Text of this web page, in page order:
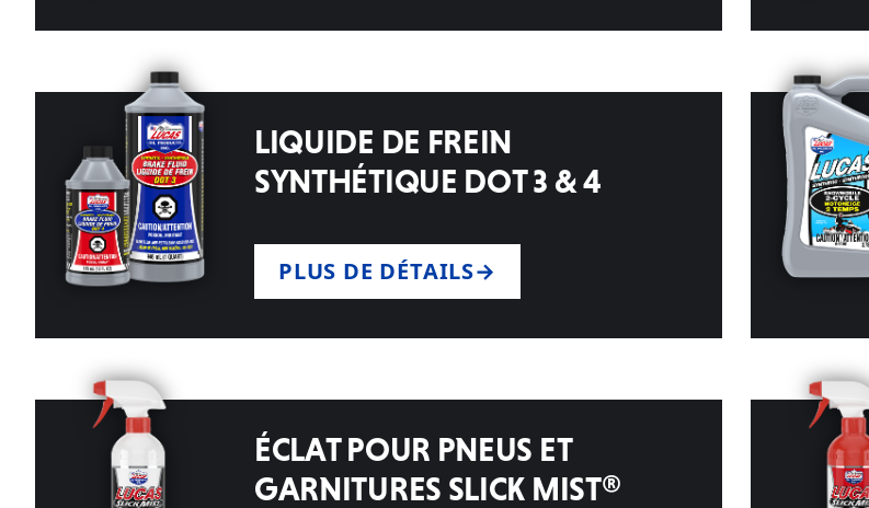
LIQUIDE DE FREIN
SYNTHÉTIQUE DOT 3 & 4
PLUS DE DÉTAILS
ÉCLAT POUR PNEUS ET
GARNITURES SLICK MIST®